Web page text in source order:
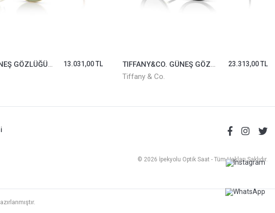
RAYBAN GÜNEŞ GÖZLÜĞÜ 3565-001/BH*53
13.031,00 TL
TIFFANY&CO. GÜNEŞ GÖZLÜĞÜ TF4232-8001/3C
Tiffany & Co.
23.313,00 TL
© 2026 İpekyolu Optik Saat - Tüm Hakları Saklıdır.